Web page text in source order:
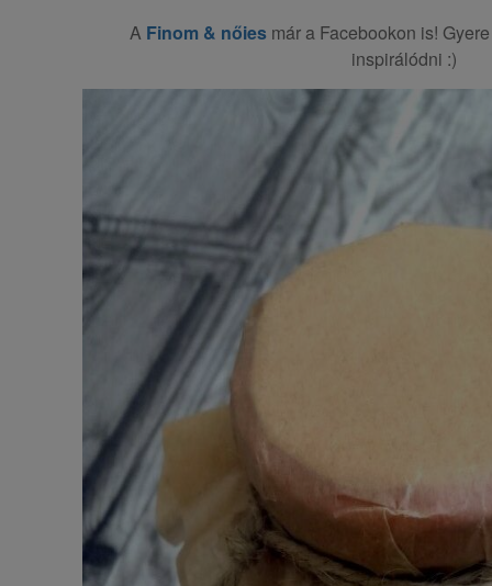
A Finom & nőies már a Facebookon is!
inspirálódni :)